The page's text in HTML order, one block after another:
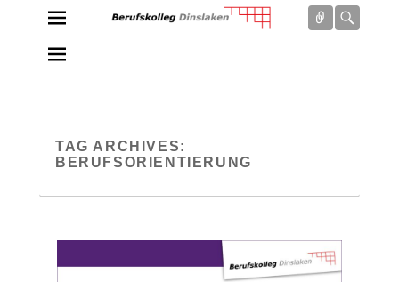
Connect
TAG ARCHIVES:
BERUFSORIENTIERUNG